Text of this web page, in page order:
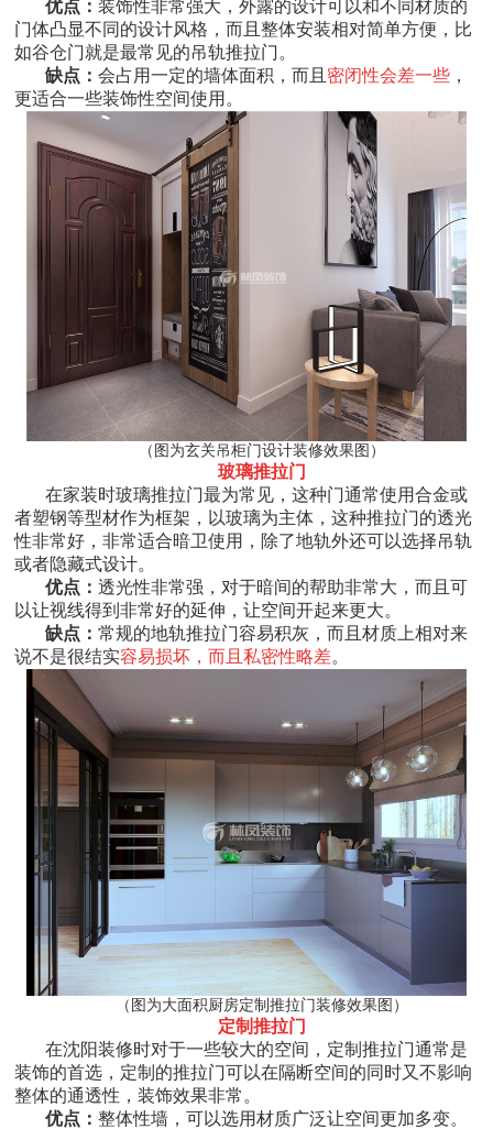
优点：装饰性非常强大，外露的设计可以和不同材质的
门体凸显不同的设计风格，而且整体安装相对简单方便，比
如谷仓门就是最常见的吊轨推拉门。
缺点：会占用一定的墙体面积，而且 密闭性会差一些 ，
更适合一些装饰性空间使用。
（图为玄关吊柜门设计装修效果图）
玻璃推拉门
在家装时玻璃推拉门最为常见，这种门通常使用合金或
者塑钢等型材作为框架，以玻璃为主体，这种推拉门的透光
性非常好，非常适合暗卫使用，除了地轨外还可以选择吊轨
或者隐藏式设计。
优点：透光性非常强，对于暗间的帮助非常大，而且可
以让视线得到非常好的延伸，让空间开起来更大。
缺点：常规的地轨推拉门容易积灰，而且材质上相对来
说不是很结实容易损坏，而且私密性略差。
（图为大面积厨房定制推拉门装修效果图）
定制推拉门
在沈阳装修时对于一些较大的空间，定制推拉门通常是
装饰的首选，定制的推拉门可以在隔断空间的同时又不影响
整体的通透性，装饰效果非常。
优点：整体性墙，可以选用材质广泛让空间更加多变。